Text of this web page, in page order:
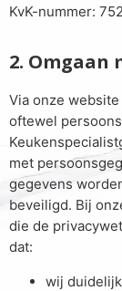
KvK-nummer:
2. Omgaan
Via onze
oftewel
met
gegevens
beveiligd. Bij
die de
dat:
wij